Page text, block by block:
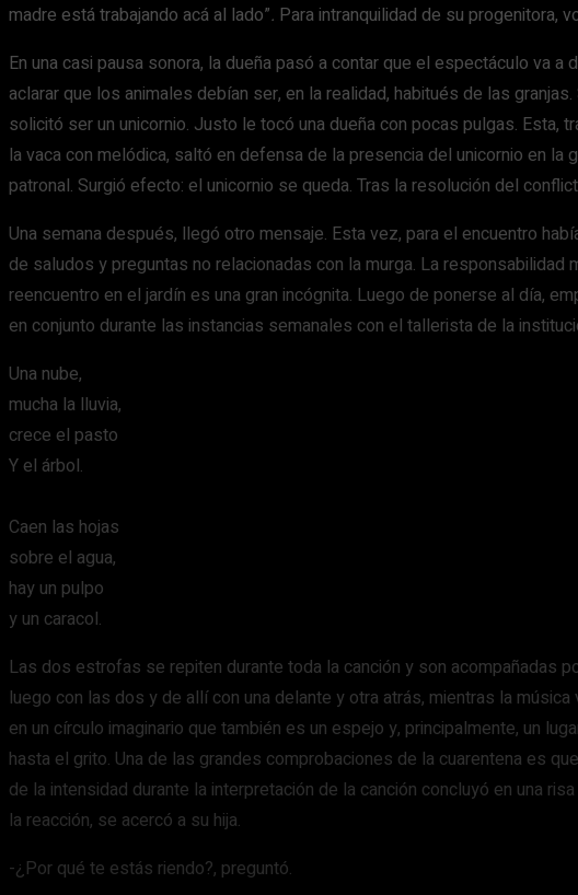
madre está trabajando acá al lado”. Para intranquilidad de su progenitora,
En una casi pausa sonora, la dueña pasó a contar que el espectáculo va
aclarar que los animales debían ser, en la realidad, habitués de las
solicitó ser un unicornio. Justo le tocó una dueña con pocas pulgas. Esta,
la vaca con melódica, saltó en defensa de la presencia del unicornio en
patronal. Surgió efecto: el unicornio se queda. Tras la resolución del
Una semana después, llegó otro mensaje. Esta vez, para el encuentro
de saludos y preguntas no relacionadas con la murga. La
reencuentro en el jardín es una gran incógnita. Luego de ponerse al día,
en conjunto durante las instancias semanales con el tallerista de la
Una nube,
mucha la lluvia,
crece el pasto
Y el árbol.
Caen las hojas
sobre el agua,
hay un pulpo
y un caracol.
Las dos estrofas se repiten durante toda la canción y son acompañadas
luego con las dos y de allí con una delante y otra atrás, mientras la
en un círculo imaginario que también es un espejo y, principalmente, un
hasta el grito. Una de las grandes comprobaciones de la cuarentena es
de la intensidad durante la interpretación de la canción concluyó en una
la reacción, se acercó a su hija.
-¿Por qué te estás riendo?, preguntó.